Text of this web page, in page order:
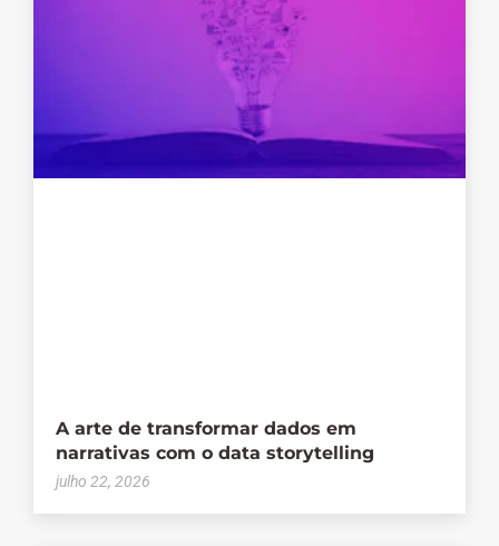
A arte de transformar dados em
narrativas com o data storytelling
julho 22, 2026